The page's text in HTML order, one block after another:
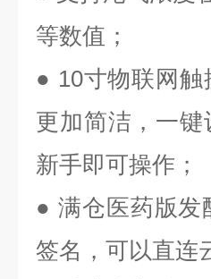
等数值；
● 10寸物联网
更加简洁，一
新手即可操作；
● 满仓医药版发
签名，可以直连